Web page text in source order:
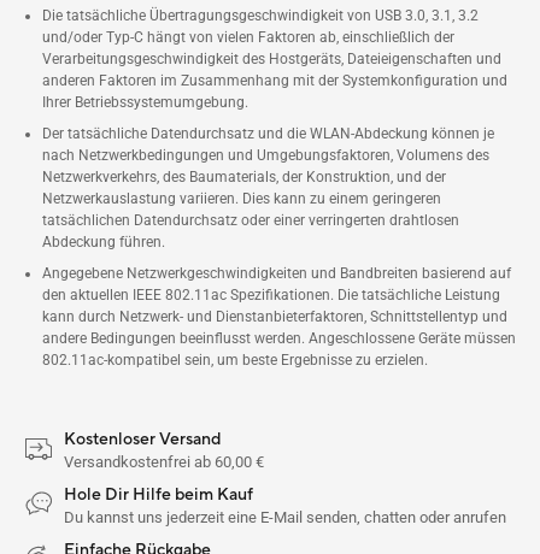
Die tatsächliche Übertragungsgeschwindigkeit von USB 3.0, 3.1, 3.2
und/oder Typ-C hängt von vielen Faktoren ab, einschließlich der
Verarbeitungsgeschwindigkeit des Hostgeräts, Dateieigenschaften und
anderen Faktoren im Zusammenhang mit der Systemkonfiguration und
Ihrer Betriebssystemumgebung.
Der tatsächliche Datendurchsatz und die WLAN-Abdeckung können je
nach Netzwerkbedingungen und Umgebungsfaktoren, Volumens des
Netzwerkverkehrs, des Baumaterials, der Konstruktion, und der
Netzwerkauslastung variieren. Dies kann zu einem geringeren
tatsächlichen Datendurchsatz oder einer verringerten drahtlosen
Abdeckung führen.
Angegebene Netzwerkgeschwindigkeiten und Bandbreiten basierend auf
den aktuellen IEEE 802.11ac Spezifikationen. Die tatsächliche Leistung
kann durch Netzwerk- und Dienstanbieterfaktoren, Schnittstellentyp und
andere Bedingungen beeinflusst werden. Angeschlossene Geräte müssen
802.11ac-kompatibel sein, um beste Ergebnisse zu erzielen.
Kostenloser Versand
Versandkostenfrei ab 60,00 €
Hole Dir Hilfe beim Kauf
Du kannst uns jederzeit eine E-Mail senden, chatten oder anrufen